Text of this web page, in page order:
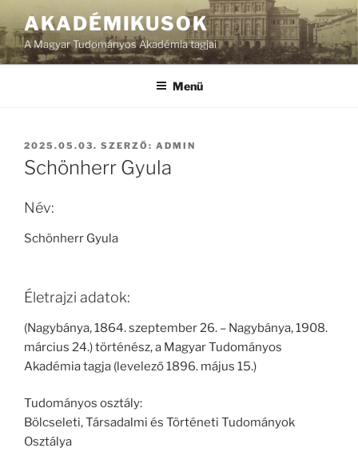
AKADÉMIKUSOK
A Magyar Tudományos Akadémia tagjai
Menü
BEKÜLDVE:
2025.05.03. SZERZŐ: ADMIN
Schönherr Gyula
Név:
Schönherr Gyula
Életrajzi adatok:
(Nagybánya, 1864. szeptember 26. – Nagybánya, 1908.
március 24.) történész, a Magyar Tudományos
Akadémia tagja (levelező 1896. május 15.)
Tudományos osztály:
Bölcseleti, Társadalmi és Történeti Tudományok
Osztálya